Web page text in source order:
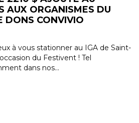
PANIER EST BIENTÔT DE
Les Aliments du Québec dans mon
au 30 août, le concours Les
mon panier sera de retour. Cette